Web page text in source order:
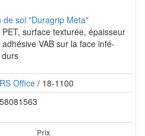
de sol "Duragrip Meta"
surface texturée, épaisseur
VAB sur la face infé-
RS Office / 18-1100
58081563
Prix